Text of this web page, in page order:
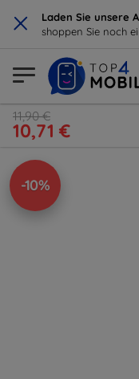
× Laden Sie unsere
shoppen Sie noch
11,90 €
10,71 €
-10%